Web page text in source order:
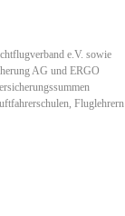
e.V. sowie
AG und ERGO
Fluglehrern